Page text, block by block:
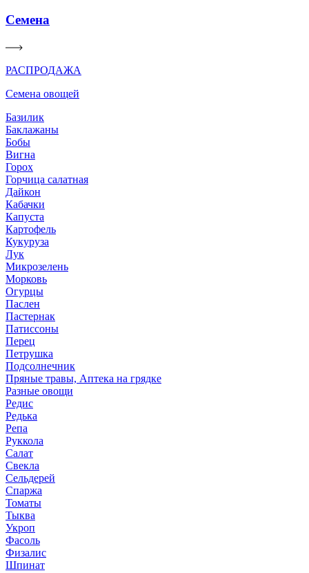
Семена
РАСПРОДАЖА
Семена овощей
Базилик
Баклажаны
Бобы
Вигна
Горох
Горчица салатная
Дайкон
Кабачки
Капуста
Картофель
Кукуруза
Лук
Микрозелень
Морковь
Огурцы
Паслен
Пастернак
Патиссоны
Перец
Петрушка
Подсолнечник
Пряные травы, Аптека на грядке
Разные овощи
Редис
Редька
Репа
Руккола
Салат
Свекла
Сельдерей
Спаржа
Томаты
Тыква
Укроп
Фасоль
Физалис
Шпинат